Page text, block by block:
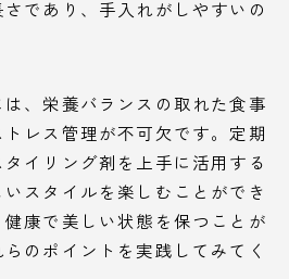
であり、手入れがしやすいの
、栄養バランスの取れた食事
レス管理が不可欠です。定期
イリング剤を上手に活用する
スタイルを楽しむことができ
康で美しい状態を保つことが
のポイントを実践してみてく